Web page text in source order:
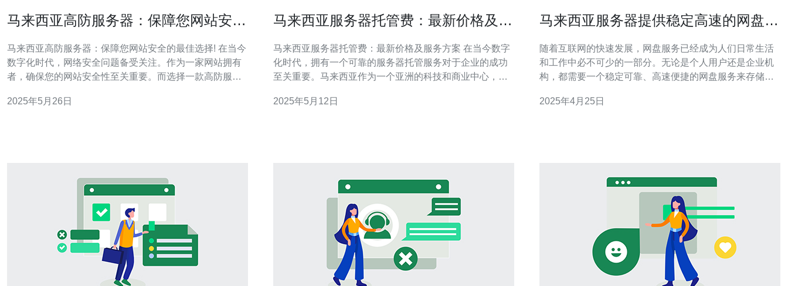
马来西亚高防服务器：保障您网站安全
马来西亚高防服务器：保障您网站安全的最佳选择! 在当今
数字化时代，网络安全问题备受关注。作为一家网站拥有
者，确保您的网站安全性至关重要。而选择一款高防服务
具有强大抗DDoS攻击能力的服务器。DDoS攻击是网络攻
2025年5月26日
马来西亚服务器托管费：最新价格及服
马来西亚服务器托管费：最新价格及服务方案 在当今数字
化时代，拥有一个可靠的服务器托管服务对于企业的成功
至关重要。马来西亚作为一个亚洲的科技和商业中心，拥
服务器托管费的最新价格和服务方案，帮助您选择适合您
2025年5月12日
马来西亚服务器提供稳定高速的网盘服
随着互联网的快速发展，网盘服务已经成为人们日常生活
和工作中必不可少的一部分。无论是个人用户还是企业机
构，都需要一个稳定可靠、高速便捷的网盘服务来存储和
需求的最佳选择。 马来西亚拥有先进的网络基础设施和稳
2025年4月25日